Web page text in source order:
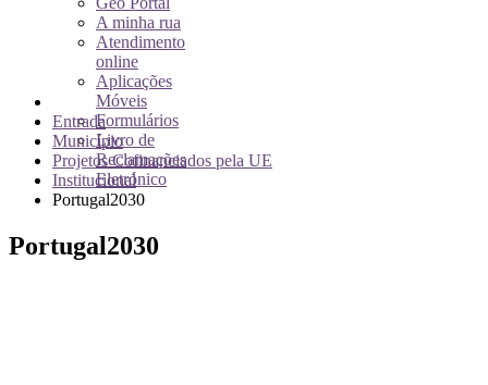
A minha rua
Atendimento
online
Aplicações
Móveis
Formulários
Livro de
Reclamações
Eletrónico
Entrada
Município
Projetos Cofinanciados pela UE
Institucional
Portugal2030
Portugal2030